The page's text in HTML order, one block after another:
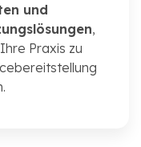
und
,
Praxis zu